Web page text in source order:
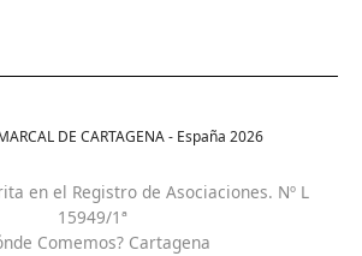
DE CARTAGENA - España 2026
en el Registro de Asociaciones. Nº L
15949/1ª
Comemos? Cartagena